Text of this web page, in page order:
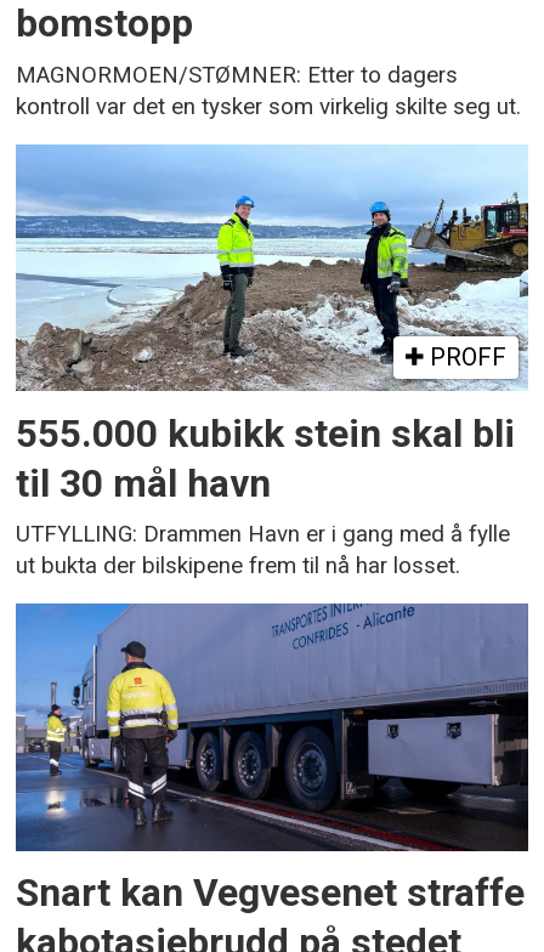
bomstopp
MAGNORMOEN/STØMNER: Etter to dagers
kontroll var det en tysker som virkelig skilte seg ut.
PROFF
555.000 kubikk stein skal bli
til 30 mål havn
UTFYLLING: Drammen Havn er i gang med å fylle
ut bukta der bilskipene frem til nå har losset.
Snart kan Vegvesenet straffe
kabotasjebrudd på stedet